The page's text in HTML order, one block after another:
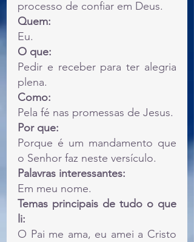
processo de confiar em Deus.
Quem:
Eu.
O que:
Pedir e receber para ter alegria
plena.
Como:
Pela fé nas promessas de Jesus.
Por que:
Porque é um mandamento que
o Senhor faz neste versículo.
Palavras interessantes:
Em meu nome.
Temas principais de tudo o que
li:
O Pai me ama, eu amei a Cristo